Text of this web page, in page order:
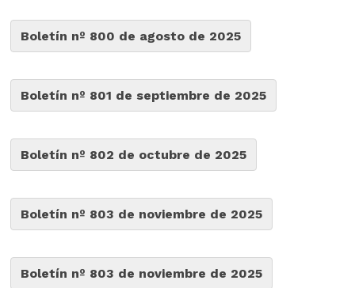
Boletín nº 800 de agosto de 2025
Boletín nº 801 de septiembre de 2025
Boletín nº 802 de octubre de 2025
Boletín nº 803 de noviembre de 2025
Boletín nº 803 de noviembre de 2025